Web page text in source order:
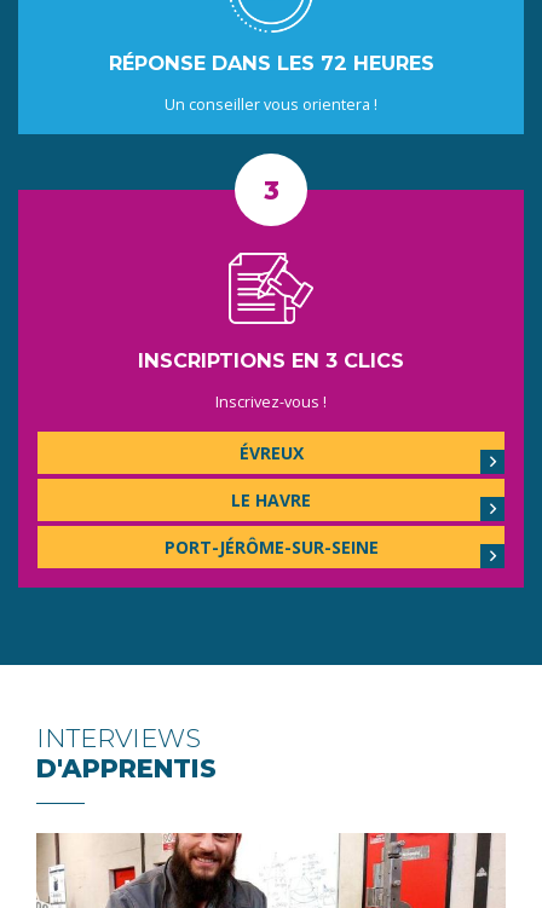
RÉPONSE DANS LES 72 HEURES
Un conseiller vous orientera !
INSCRIPTIONS EN 3 CLICS
Inscrivez-vous !
ÉVREUX
LE HAVRE
PORT-JÉRÔME-SUR-SEINE
INTERVIEWS
D'APPRENTIS